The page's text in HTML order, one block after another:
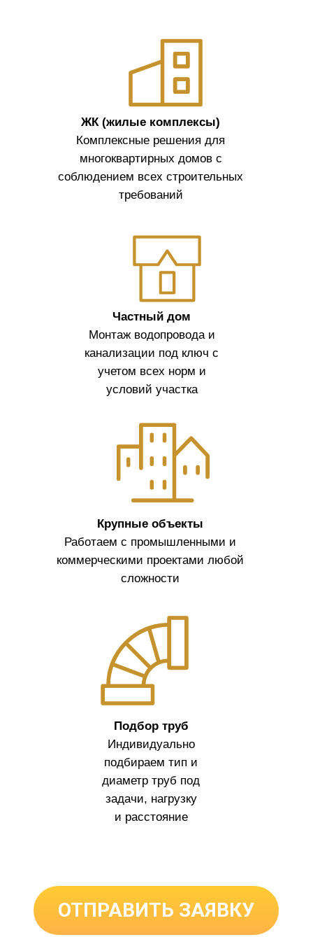
Крупные объекты
задачи, нагрузку
ОТПРАВИТЬ ЗАЯВКУ